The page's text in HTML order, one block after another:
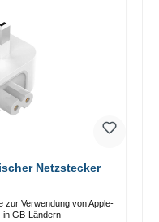
Netzstecker
zur Verwendung von Apple-
in GB-Ländern